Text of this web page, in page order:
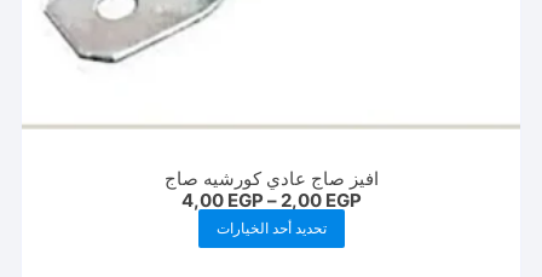
افيز صاج عادي كورشيه صاج
2,00 EGP
–
4,00 EGP نطاق
تحديد أحد الخيارات
العديد